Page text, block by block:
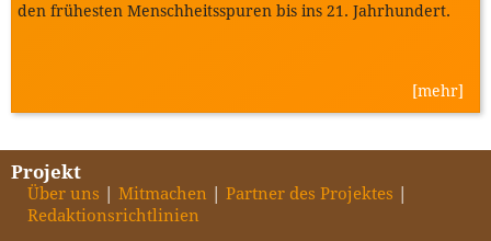
den frühesten Menschheitsspuren bis ins 21. Jahrhundert.
[mehr]
Projekt
Über uns Mitmachen
Partner des Projektes
Redaktionsrichtlinien